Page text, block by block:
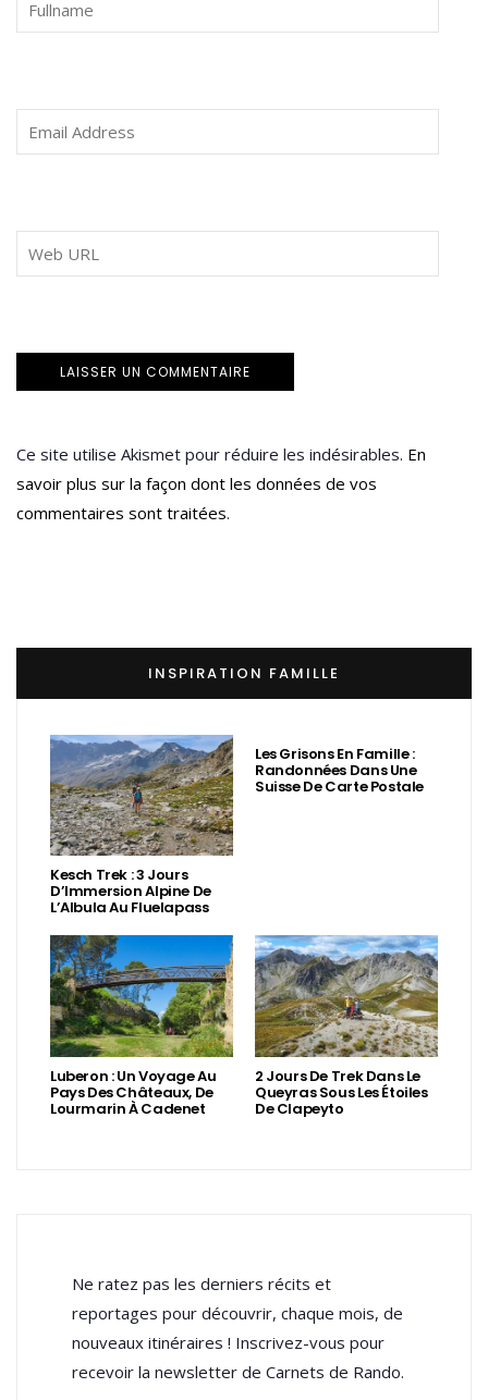
Ce site utilise Akismet pour réduire les indésirables. En
savoir plus sur la façon dont les données de vos
commentaires sont traitées.
INSPIRATION FAMILLE
Kesch Trek : 3 Jours
D’Immersion Alpine De
L’Albula Au Fluelapass
Les Grisons En Famille :
Randonnées Dans Une
Suisse De Carte Postale
Luberon : Un Voyage Au
Pays Des Châteaux, De
Lourmarin À Cadenet
2 Jours De Trek Dans Le
Queyras Sous Les Étoiles
De Clapeyto
Ne ratez pas les derniers récits et
reportages pour découvrir, chaque mois, de
nouveaux itinéraires ! Inscrivez-vous pour
recevoir la newsletter de Carnets de Rando.